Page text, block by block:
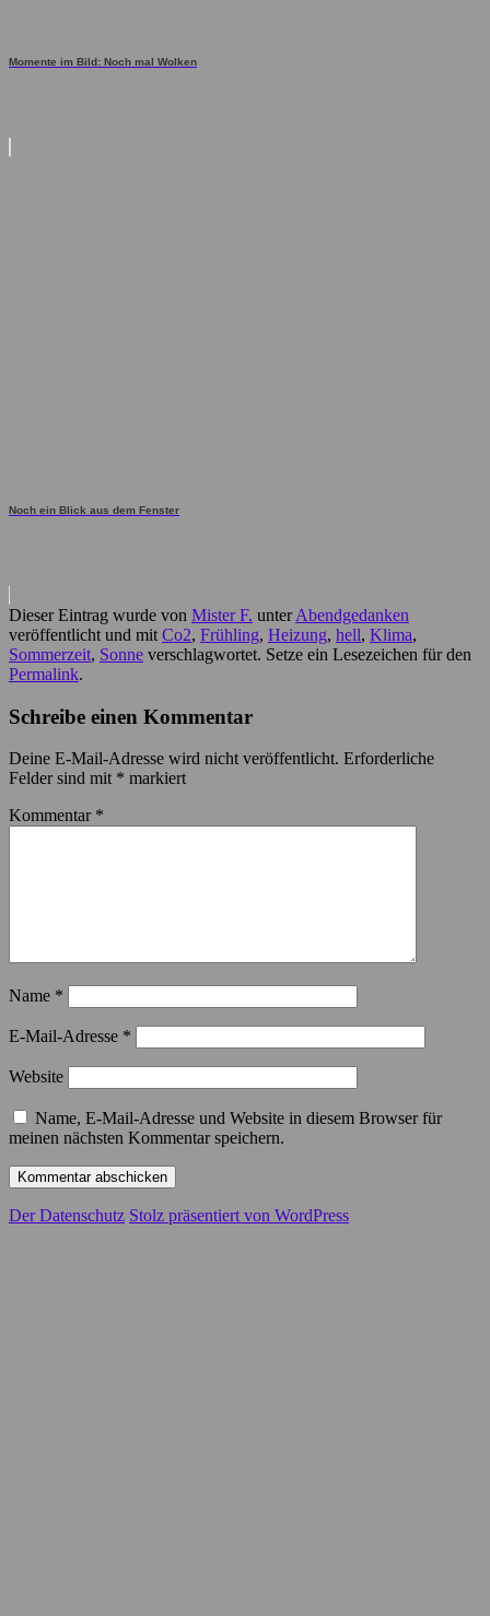
Momente im Bild: Noch mal Wolken
Noch ein Blick aus dem Fenster
Dieser Eintrag wurde von Mister F. unterAbendgedanken
veröffentlicht und mit Co2, Frühling, Heizung, hell, Klima,
Sommerzeit, Sonne verschlagwortet. Setze ein Lesezeichen für den
Permalink.
Schreibe einen Kommentar
Deine E-Mail-Adresse wird nicht veröffentlicht. Erforderliche
Felder sind mit * markiert
Kommentar *
Name *
E-Mail-Adresse *
Website
Name, E-Mail-Adresse und Website in diesem Browser für
meinen nächsten Kommentar speichern.
Der Datenschutz Stolz präsentiert von WordPress